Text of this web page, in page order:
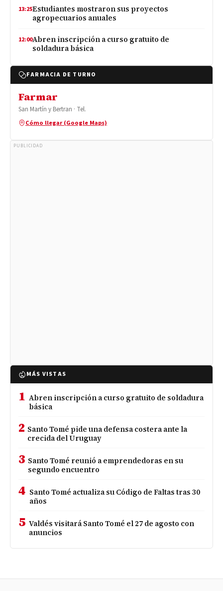
13:25Estudiantes mostraron sus proyectos
agropecuarios anuales
12:00Abren inscripción a curso gratuito de
soldadura básica
FARMACIA DE TURNO
Farmar
San Martín y Bertran · Tel.
Cómo llegar (Google Maps)
PUBLICIDAD
MÁS VISTAS
1 Abren inscripción a curso gratuito de soldadura
básica
2 Santo Tomé pide una defensa costera ante la
crecida del Uruguay
3 Santo Tomé reunió a emprendedoras en su
segundo encuentro
4 Santo Tomé actualiza su Código de Faltas tras 30
años
5 Valdés visitará Santo Tomé el 27 de agosto con
anuncios